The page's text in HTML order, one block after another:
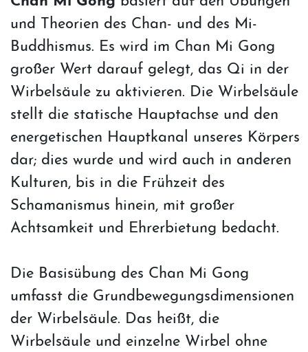
und Theorien des Chan- und des Mi-
Buddhismus. Es wird im Chan Mi Gong
großer Wert darauf gelegt, das Qi in der
Wirbelsäule zu aktivieren. Die Wirbelsäule
stellt die statische Hauptachse und den
energetischen Hauptkanal unseres Körpers
dar; dies wurde und wird auch in anderen
Kulturen, bis in die Frühzeit des
Schamanismus hinein, mit großer
Achtsamkeit und Ehrerbietung bedacht.
Die Basisübung des Chan Mi Gong
umfasst die Grundbewegungsdimensionen
der Wirbelsäule. Das heißt, die
Wirbelsäule und einzelne Wirbel ohne